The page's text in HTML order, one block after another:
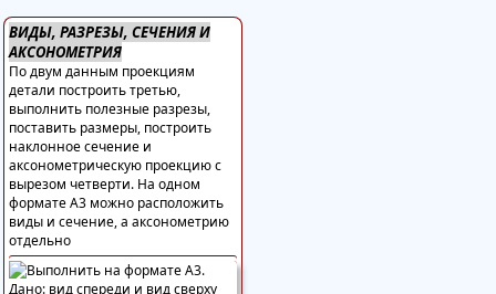
ВИДЫ, РАЗРЕЗЫ, СЕЧЕНИЯ И
АКСОНОМЕТРИЯ
По двум данным проекциям
детали построить третью,
выполнить полезные разрезы,
поставить размеры, построить
наклонное сечение и
аксонометрическую проекцию с
вырезом четверти. На одном
формате А3 можно расположить
виды и сечение, а аксонометрию
отдельно